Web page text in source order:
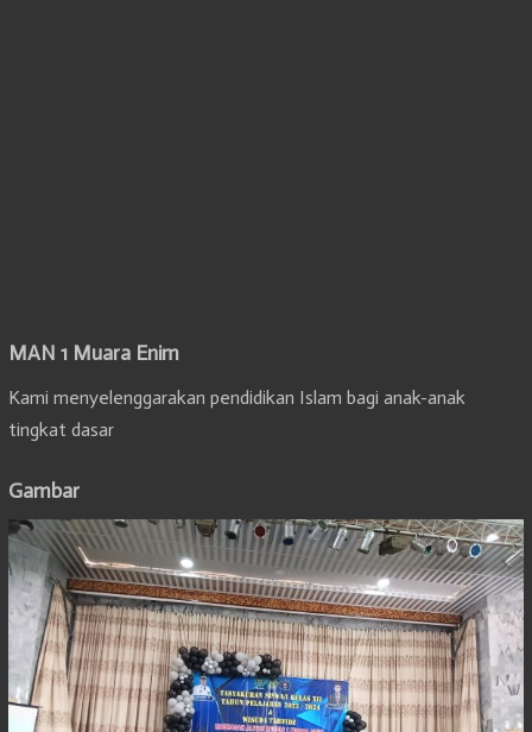
MAN 1 Muara Enim
Kami menyelenggarakan pendidikan Islam bagi anak-anak
tingkat dasar
Gambar